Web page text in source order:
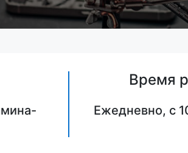
Время
Ежедневно, с